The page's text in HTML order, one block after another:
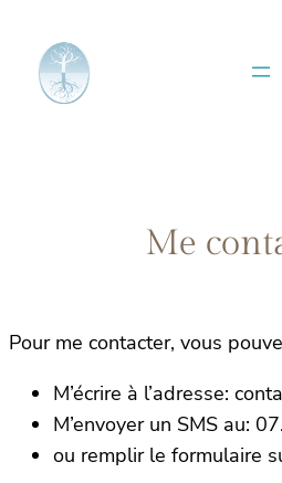
contenu
Me
Pour me contacter, vous
M’écrire à l’adresse:
M’envoyer un SMS au:
ou remplir le formulaire